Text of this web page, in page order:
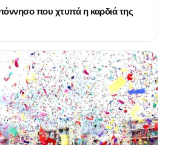
που χτυπά η καρδιά της